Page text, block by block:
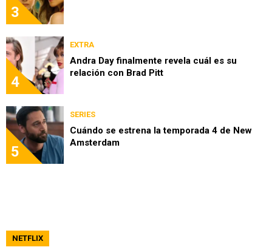
3
4
EXTRA
Andra Day finalmente revela cuál es su
relación con Brad Pitt
5
SERIES
Cuándo se estrena la temporada 4 de New
Amsterdam
NETFLIX